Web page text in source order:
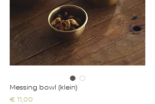
Messing bowl (klein)
€ 11,00